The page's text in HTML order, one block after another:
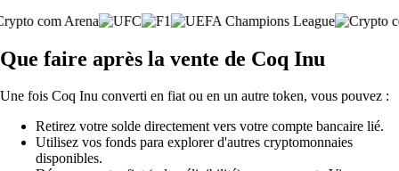
Que faire après la vente de Coq Inu
Une fois Coq Inu converti en fiat ou en un autre token, vous pouvez :
Retirez votre solde directement vers votre compte bancaire lié.
Utilisez vos fonds para explorer d'autres cryptomonnaies
disponibles.